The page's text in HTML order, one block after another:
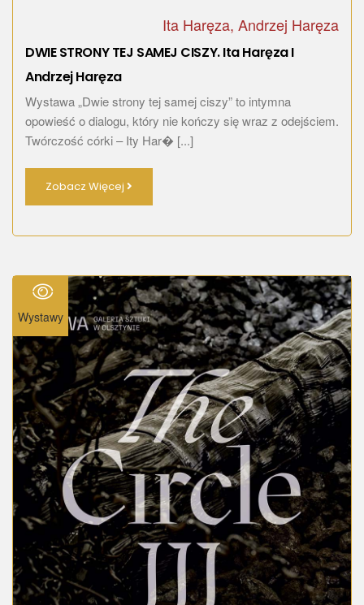
Ita Haręza, Andrzej Haręza
DWIE STRONY TEJ SAMEJ CISZY. Ita Haręza I
Andrzej Haręza
Wystawa „Dwie strony tej samej ciszy” to intymna
opowieść o dialogu, który nie kończy się wraz z odejściem.
Twórczość córki – Ity Har� [...]
Zobacz Więcej
Wystawy